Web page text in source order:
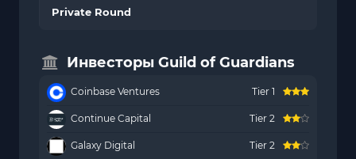
Private Round
Инвесторы Guild of Guardians
Coinbase Ventures Tier 1
Continue Capital Tier 2
Galaxy Digital Tier 2